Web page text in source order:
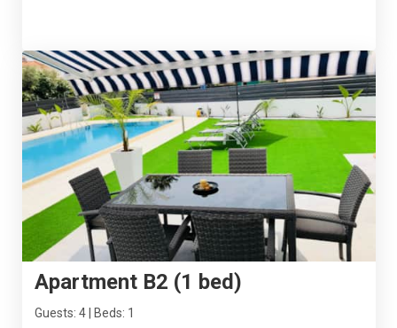
Apartment B2 (1 bed)
Guests: 4 | Beds: 1